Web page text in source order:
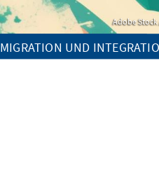
MIGRATION UND